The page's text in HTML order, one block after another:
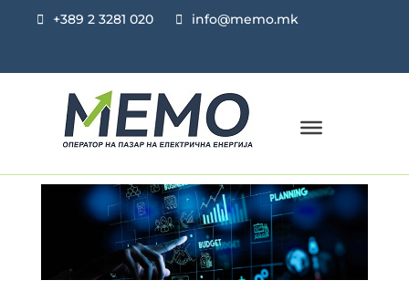
+389 2 3281 020 info@memo.mk